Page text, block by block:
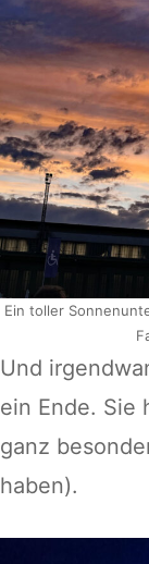
Ein toller
Und
ein Ende. Sie
ganz
haben).